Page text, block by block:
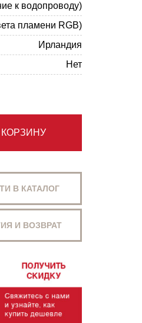
к водопроводу)
пламени RGB)
Ирландия
Нет
КОРЗИНУ
В КАТАЛОГ
И ВОЗВРАТ